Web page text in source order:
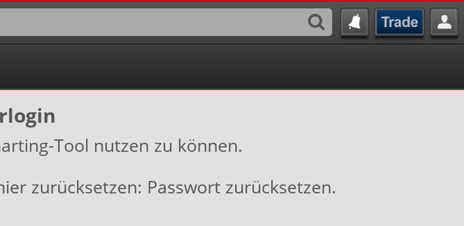
Tool nutzen zu können.
zurücksetzen: Passwort zurücksetzen.